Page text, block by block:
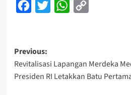
Facebook
Twitter WhatsApp
Post
navigation
Previous:
Revitalisasi Lapangan Merdeka
Presiden RI Letakkan Batu